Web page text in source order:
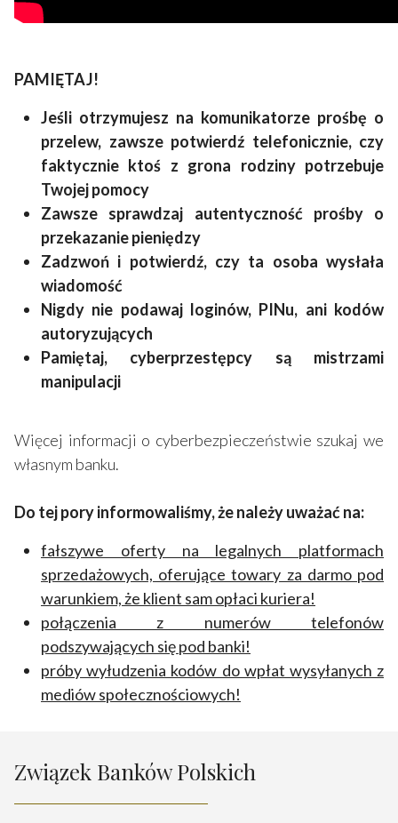
PAMIĘTAJ!
Jeśli otrzymujesz na komunikatorze prośbę o
przelew, zawsze potwierdź telefonicznie, czy
faktycznie ktoś z grona rodziny potrzebuje
Twojej pomocy
Zawsze sprawdzaj autentyczność prośby o
przekazanie pieniędzy
Zadzwoń i potwierdź, czy ta osoba wysłała
wiadomość
Nigdy nie podawaj loginów, PINu, ani kodów
autoryzujących
Pamiętaj, cyberprzestępcy są mistrzami
manipulacji
Więcej informacji o cyberbezpieczeństwie szukaj we
własnym banku.
Do tej pory informowaliśmy, że należy uważać na:
fałszywe oferty na legalnych platformach
sprzedażowych, oferujące towary za darmo pod
warunkiem, że klient sam opłaci kuriera!
połączenia z numerów telefonów
podszywających się pod banki!
próby wyłudzenia kodów do wpłat wysyłanych z
mediów społecznościowych!
Związek Banków Polskich